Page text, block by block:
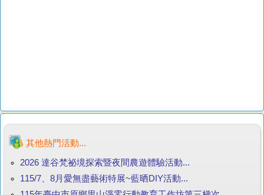
其他熱門活動...
2026 達谷梵祕境探索暨夜間農遊體驗活動...
115/7、8月愛無盡藝術特展~藍晒DIY活動...